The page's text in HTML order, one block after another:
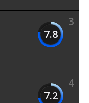
3
7.8
4
7.2